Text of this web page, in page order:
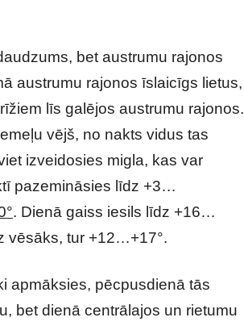
bet austrumu rajonos
austrumu rajonos īslaicīgs lietus,
līs galējos austrumu rajonos.
vējš, no nakts vidus tas
izveidosies migla, kas var
pazemināsies līdz +3…
. Dienā gaiss iesils līdz +16…
vēsāks, tur +12…+17°.
apmāksies, pēcpusdienā tās
bet dienā centrālajos un rietumu